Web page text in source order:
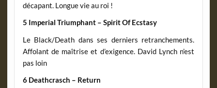
décapant. Longue vie au roi !
5 Imperial Triumphant – Spirit Of Ecstasy
Le Black/Death dans ses derniers retranchements.
Affolant de maîtrise et d’exigence. David Lynch n’est
pas loin
6 Deathcrasch – Return